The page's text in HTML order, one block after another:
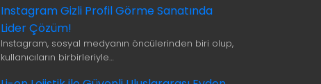
Instagram Gizli Profil Görme Sanatında
Lider Çözüm!
Instagram, sosyal medyanın öncülerinden biri olup,
kullanıcıların birbirleriyle…